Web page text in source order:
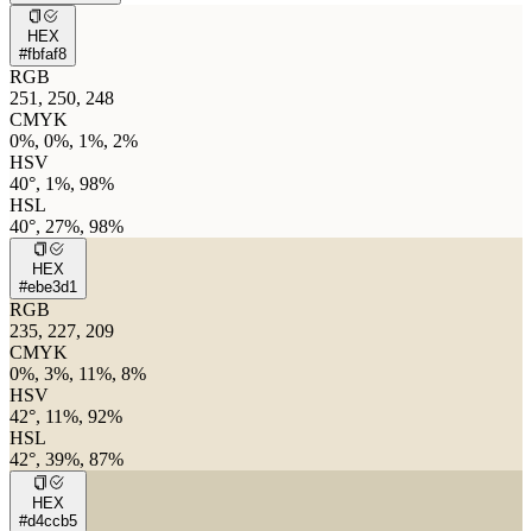
HEX
#fbfaf8
RGB
251, 250, 248
CMYK
0%, 0%, 1%, 2%
HSV
40°, 1%, 98%
HSL
40°, 27%, 98%
HEX
#ebe3d1
RGB
235, 227, 209
CMYK
0%, 3%, 11%, 8%
HSV
42°, 11%, 92%
HSL
42°, 39%, 87%
HEX
#d4ccb5